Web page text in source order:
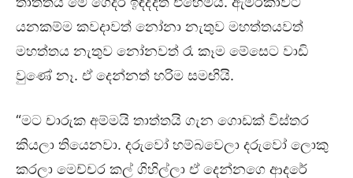
යනකම්ම කවදාවත් නෝනා නැතුව මහත්තයවත්
මහත්තය නැතුව නෝනවත් රෑ කෑම මේසෙට වාඩි
වුණේ නෑ. ඒ දෙන්නත් හරිම සමඟියි.
“මට චාරුක අම්මයි තාත්තයි ගැන ගොඩක් විස්තර
කියලා තියෙනවා. දරුවෝ හම්බවෙලා දරුවෝ ලොකු
කරලා මෙච්චර කල් ගිහිල්ලා ඒ දෙන්නගෙ ආදරේ